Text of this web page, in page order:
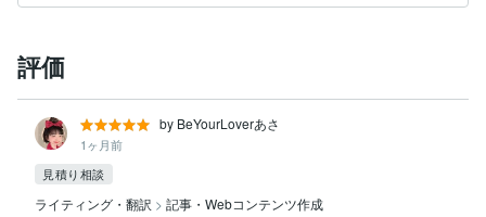
評価
by BeYourLoverあさ
1ヶ月前
見積り相談
ライティング・翻訳 > 記事・Webコンテンツ作成